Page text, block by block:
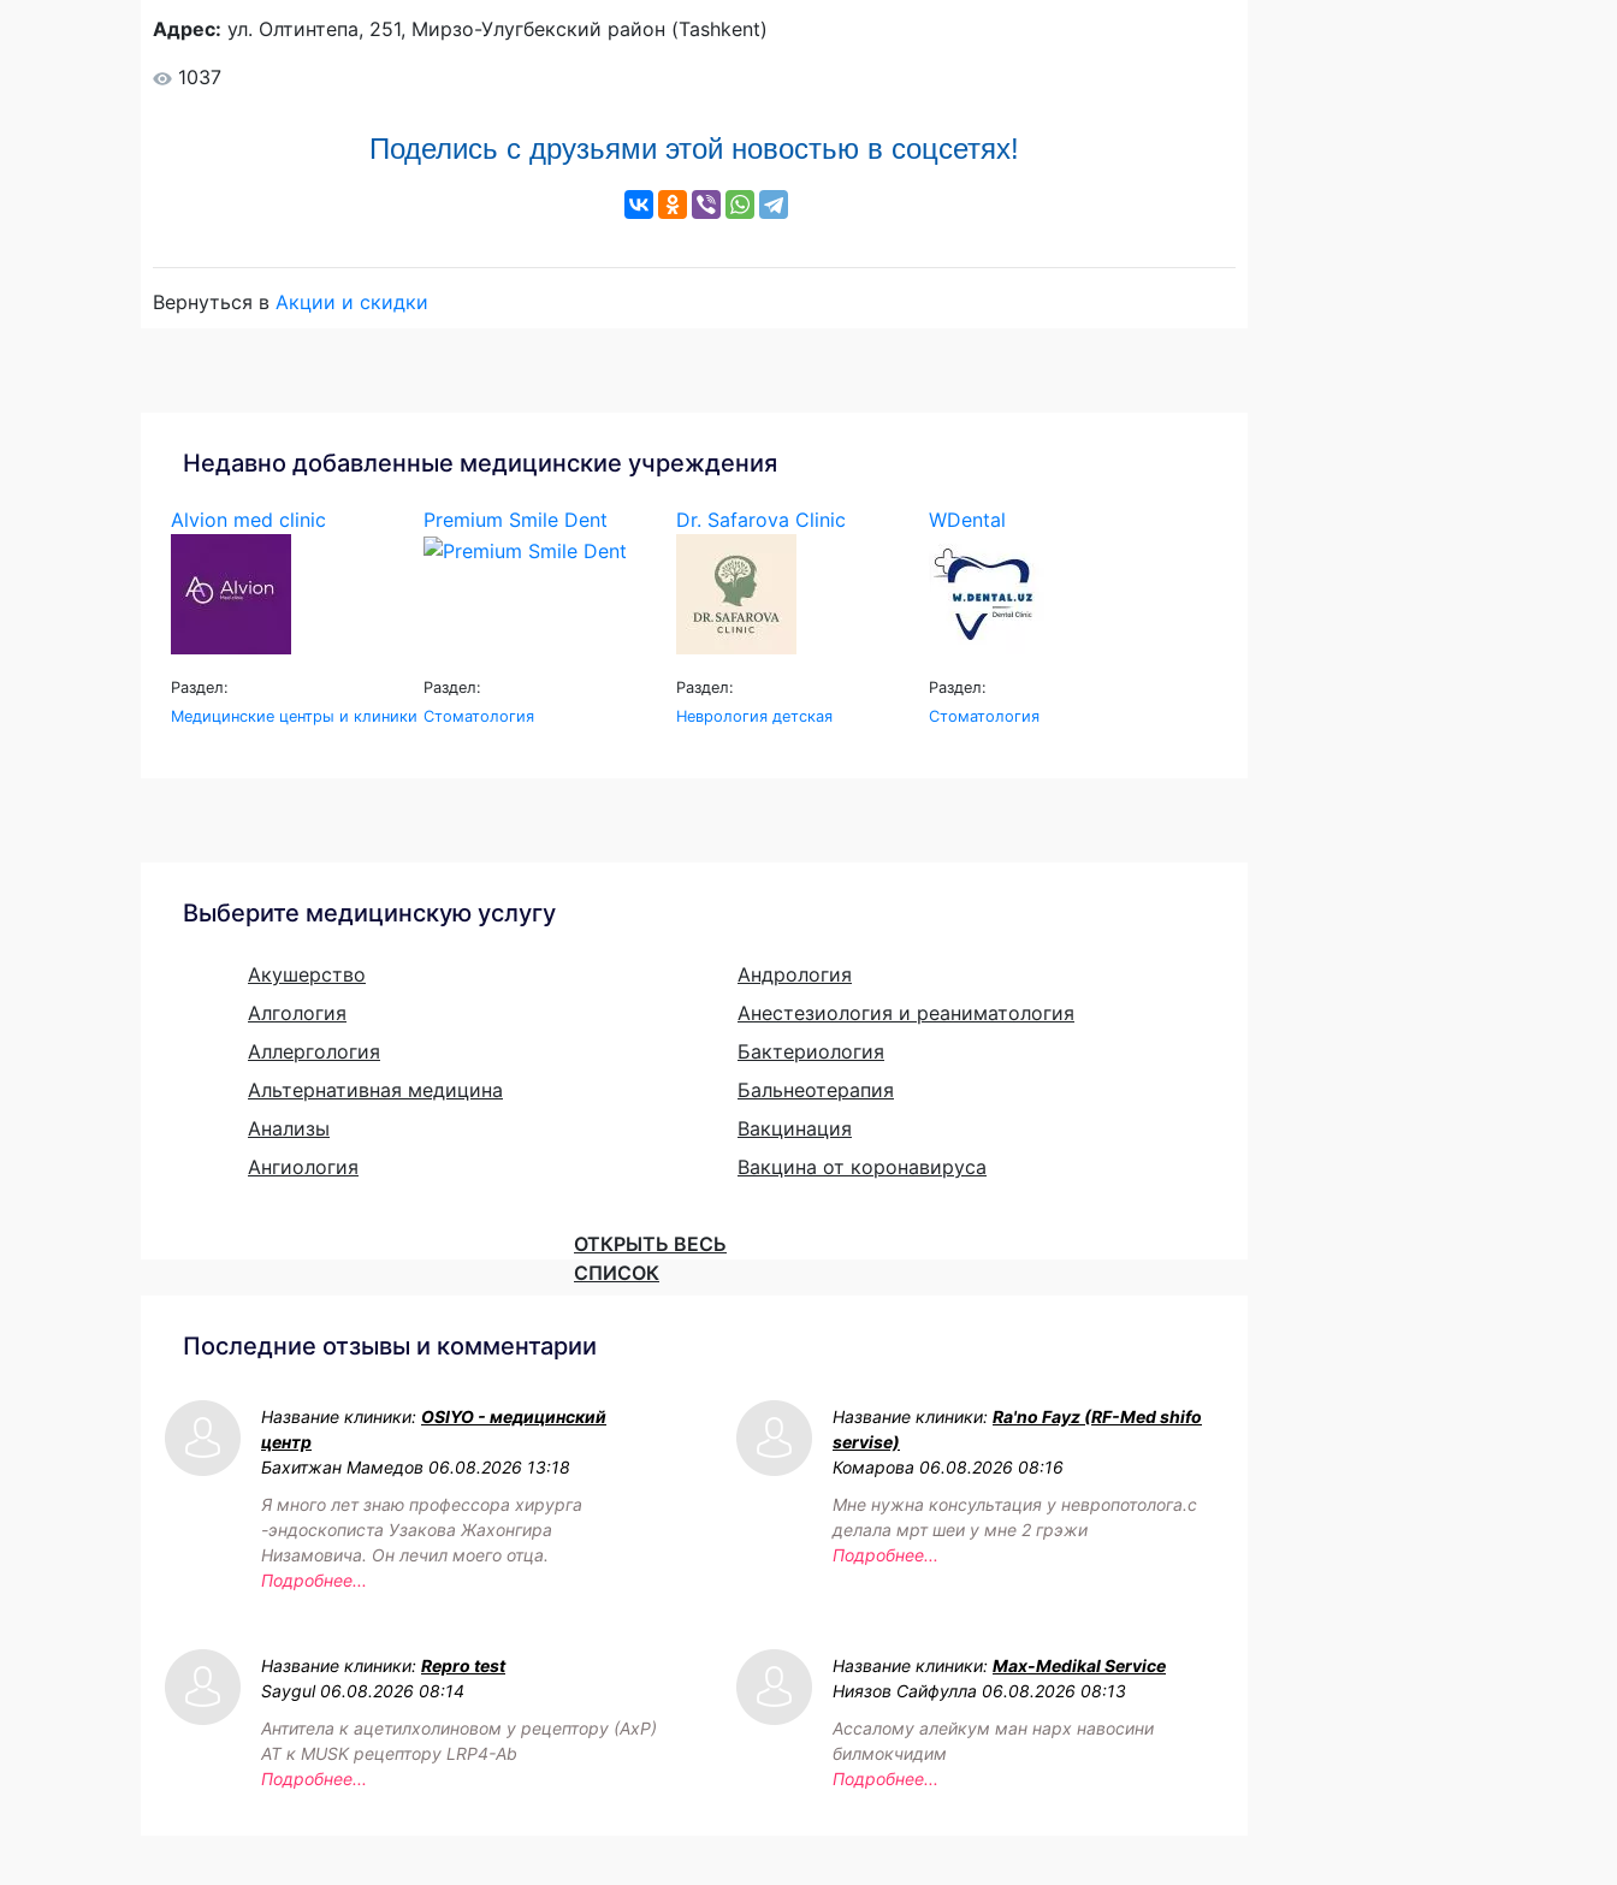
Адрес: ул. Олтинтепа, 251, Мирзо-Улугбекский район (Tashkent)
1037
Поделись с друзьями этой новостью в соцсетях!
Вернуться в Акции и скидки
Недавно добавленные медицинские учреждения
Alvion med clinic
Раздел:
Медицинские центры и клиники
Premium Smile Dent
Раздел:
Стоматология
Dr. Safarova Clinic
Раздел:
Неврология детская
WDental
Раздел:
Стоматология
Выберите медицинскую услугу
Акушерство
Алгология
Аллергология
Альтернативная медицина
Анализы
Ангиология
Андрология
Анестезиология и реаниматология
Бактериология
Бальнеотерапия
Вакцинация
Вакцина от коронавируса
ОТКРЫТЬ ВЕСЬ
СПИСОК
Последние отзывы и комментарии
Название клиники: OSIYO - медицинский
центр
Бахитжан Мамедов 06.08.2026 13:18
Я много лет знаю профессора хирурга
-эндоскописта Узакова Жахонгира
Низамовича. Он лечил моего отца.
Подробнее...
Название клиники: Ra'no Fayz (RF-Med shifo
servise)
Комарова 06.08.2026 08:16
Мне нужна консультация у невропотолога.с
делала мрт шеи у мне 2 грэжи
Подробнее...
Название клиники: Repro test
Saygul 06.08.2026 08:14
Антитела к ацетилхолиновом у рецептору (АхР)
АТ к MUSK рецептору LRP4-Ab
Подробнее...
Название клиники: Max-Medikal Service
Ниязов Сайфулла 06.08.2026 08:13
Ассалому алейкум ман нарх навосини
билмокчидим
Подробнее...